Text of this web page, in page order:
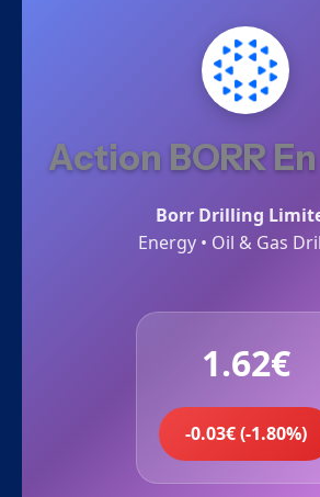
Action BORR
Borr Drilling
Energy • Oil & Gas
1.62€
-0.03€ (-1.80%)